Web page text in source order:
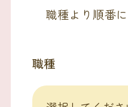
職種より順番
職種